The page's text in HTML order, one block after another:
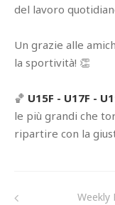
del lavoro
Un grazie alle
la sportività! 👏
🏀 U15F - U17F -
le più grandi che
ripartire con la
Weekly